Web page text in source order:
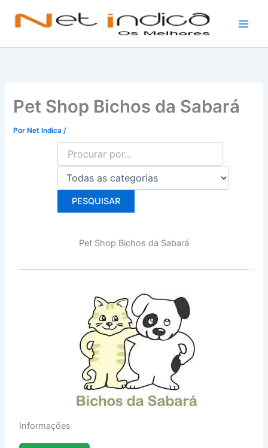
conteúdo
Pet Shop Bichos da Sabará
Por Net Indica/
Pet Shop Bichos da Sabará
Informações